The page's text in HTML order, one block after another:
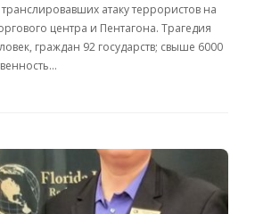
атаку террористов на
центра и Пентагона. Трагедия
граждан 92 государств; свыше 6000